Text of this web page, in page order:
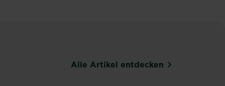
Alle Artikel entdecken